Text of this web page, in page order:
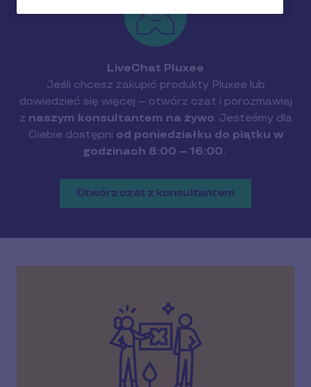
LiveChat Pluxee
Jeśli chcesz zakupić produkty Pluxee lub
dowiedzieć się więcej -- otwórz czat i porozmawiaj
z naszym konsultantem na żywo. Jesteśmy dla
Ciebie dostępni od poniedziałku do piątku w
godzinach 8:00 -- 16:00.
Otwórz czat z konsultantem